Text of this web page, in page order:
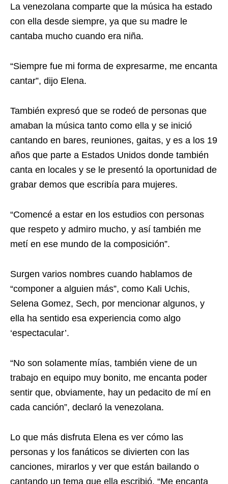
La venezolana comparte que la música ha estado
con ella desde siempre, ya que su madre le
cantaba mucho cuando era niña.
“Siempre fue mi forma de expresarme, me encanta
cantar”, dijo Elena.
También expresó que se rodeó de personas que
amaban la música tanto como ella y se inició
cantando en bares, reuniones, gaitas, y es a los 19
años que parte a Estados Unidos donde también
canta en locales y se le presentó la oportunidad de
grabar demos que escribía para mujeres.
“Comencé a estar en los estudios con personas
que respeto y admiro mucho, y así también me
metí en ese mundo de la composición”.
Surgen varios nombres cuando hablamos de
“componer a alguien más”, como Kali Uchis,
Selena Gomez, Sech, por mencionar algunos, y
ella ha sentido esa experiencia como algo
‘espectacular’.
“No son solamente mías, también viene de un
trabajo en equipo muy bonito, me encanta poder
sentir que, obviamente, hay un pedacito de mí en
cada canción”, declaró la venezolana.
Lo que más disfruta Elena es ver cómo las
personas y los fanáticos se divierten con las
canciones, mirarlos y ver que están bailando o
cantando un tema que ella escribió. “Me encanta